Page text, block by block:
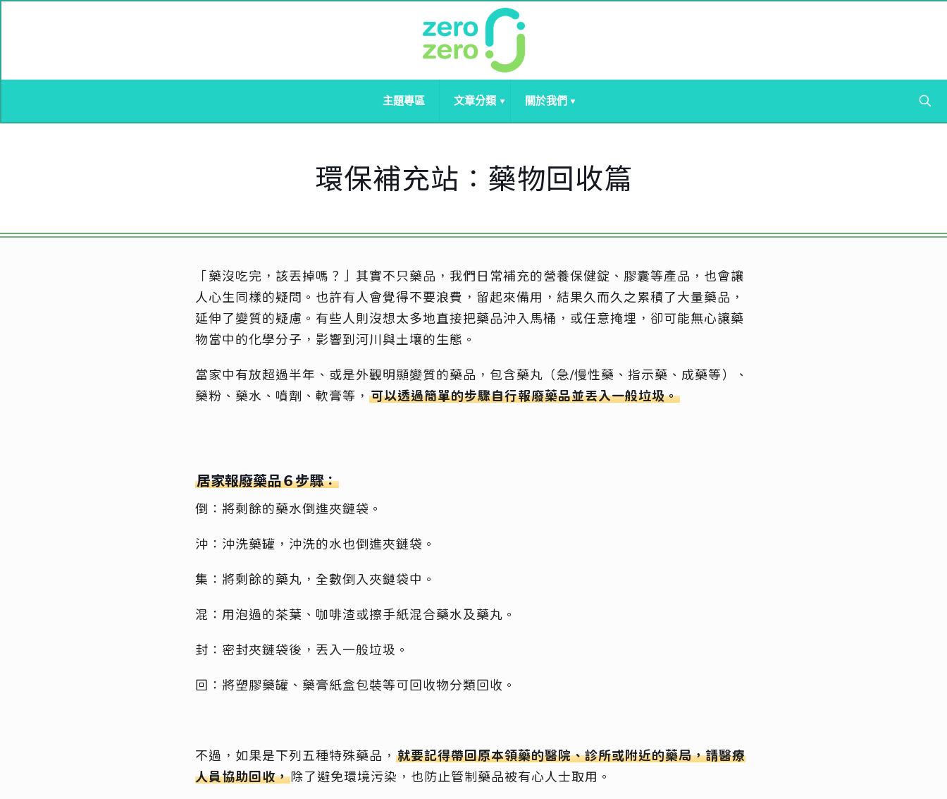
主題專區 文章分類 關於我們
環保補充站：藥物回收篇
「藥沒吃完，該丟掉嗎？」其實不只藥品，我們日常補充的營養保健錠、膠囊等產品，也會讓
人心生同樣的疑問。也許有人會覺得不要浪費，留起來備用，結果久而久之累積了大量藥品，
延伸了變質的疑慮。有些人則沒想太多地直接把藥品沖入馬桶，或任意掩埋，卻可能無心讓藥
物當中的化學分子，影響到河川與土壤的生態。
當家中有放超過半年、或是外觀明顯變質的藥品，包含藥丸（急/慢性藥、指示藥、成藥等）、
藥粉、藥水、噴劑、軟膏等， 可以透過簡單的步驟自行報廢藥品並丟入一般垃圾。
居家報廢藥品６步驟：
倒：將剩餘的藥水倒進夾鏈袋。
沖：沖洗藥罐，沖洗的水也倒進夾鏈袋。
集：將剩餘的藥丸，全數倒入夾鏈袋中。
混：用泡過的茶葉、咖啡渣或擦手紙混合藥水及藥丸。
封：密封夾鏈袋後，丟入一般垃圾。
回：將塑膠藥罐、藥膏紙盒包裝等可回收物分類回收。
不過，如果是下列五種特殊藥品， 就要記得帶回原本領藥的醫院、診所或附近的藥局，請醫療
人員協助回收，除了避免環境污染，也防止管制藥品被有心人士取用。